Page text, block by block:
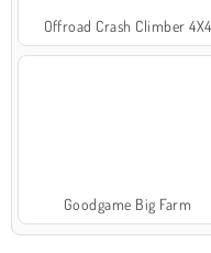
Offroad Crash Climber 4X4
Goodgame Big Farm